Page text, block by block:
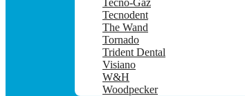
Tecno-Gaz
Tecnodent
The Wand
Tornado
Trident Dental
Visiano
W&H
Woodpecker